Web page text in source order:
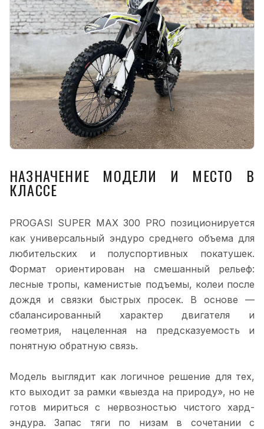
НАЗНАЧЕНИЕ МОДЕЛИ И МЕСТО В
КЛАССЕ
PROGASI SUPER MAX 300 PRO позиционируется
как универсальный эндуро среднего объема для
любительских и полуспортивных покатушек.
Формат ориентирован на смешанный рельеф:
лесные тропы, каменистые подъемы, колеи после
дождя и связки быстрых просек. В основе —
сбалансированный характер двигателя и
геометрия, нацеленная на предсказуемость и
понятную обратную связь.
Модель выглядит как логичное решение для тех,
кто выходит за рамки «выезда на природу», но не
готов мириться с нервозностью чистого хард-
эндура. Запас тяги по низам в сочетании с